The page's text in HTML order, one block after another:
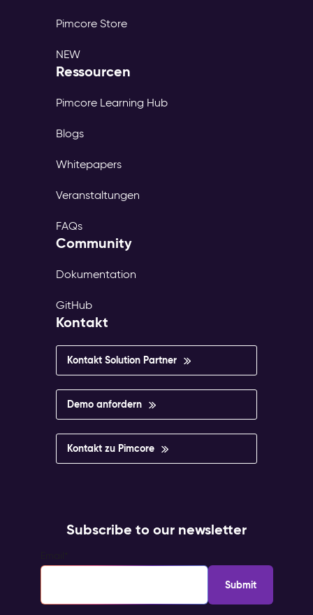
Pimcore Store
NEW
Ressourcen
Pimcore Learning Hub
Blogs
Whitepapers
Veranstaltungen
FAQs
Community
Dokumentation
GitHub
Kontakt
Kontakt Solution Partner
Demo anfordern
Kontakt zu Pimcore
Subscribe to our newsletter